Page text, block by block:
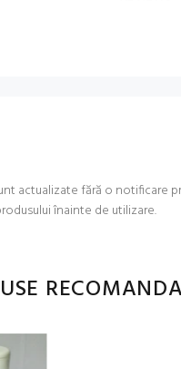
fără o notificare
înainte de utilizare.